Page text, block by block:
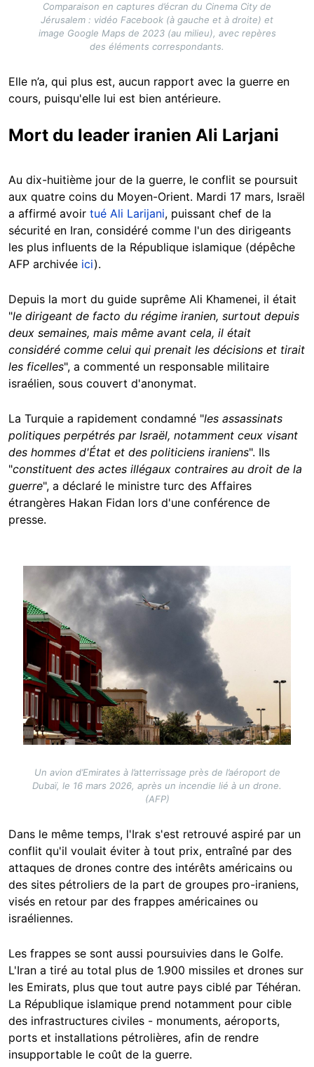
Comparaison en captures d’écran du Cinema City de
Jérusalem : vidéo Facebook (à gauche et à droite) et
image Google Maps de 2023 (au milieu), avec repères
des éléments correspondants.
Elle n’a, qui plus est, aucun rapport avec la guerre en
cours, puisqu'elle lui est bien antérieure.
Mort du leader iranien Ali Larjani
Au dix-huitième jour de la guerre, le conflit se poursuit
aux quatre coins du Moyen-Orient. Mardi 17 mars, Israël
a affirmé avoir tué Ali Larijani, puissant chef de la
sécurité en Iran, considéré comme l'un des dirigeants
les plus influents de la République islamique (dépêche
AFP archivée ici).
Depuis la mort du guide suprême Ali Khamenei, il était
"le dirigeant de facto du régime iranien, surtout depuis
deux semaines, mais même avant cela, il était
considéré comme celui qui prenait les décisions et tirait
les ficelles", a commenté un responsable militaire
israélien, sous couvert d'anonymat.
La Turquie a rapidement condamné "les assassinats
politiques perpétrés par Israël, notamment ceux visant
des hommes d'État et des politiciens iraniens". Ils
"constituent des actes illégaux contraires au droit de la
guerre", a déclaré le ministre turc des Affaires
étrangères Hakan Fidan lors d'une conférence de
presse.
Un avion d’Emirates à l’atterrissage près de l’aéroport de
Dubaï, le 16 mars 2026, après un incendie lié à un drone.
(AFP)
Dans le même temps, l'Irak s'est retrouvé aspiré par un
conflit qu'il voulait éviter à tout prix, entraîné par des
attaques de drones contre des intérêts américains ou
des sites pétroliers de la part de groupes pro-iraniens,
visés en retour par des frappes américaines ou
israéliennes.
Les frappes se sont aussi poursuivies dans le Golfe.
L'Iran a tiré au total plus de 1.900 missiles et drones sur
les Emirats, plus que tout autre pays ciblé par Téhéran.
La République islamique prend notamment pour cible
des infrastructures civiles - monuments, aéroports,
ports et installations pétrolières, afin de rendre
insupportable le coût de la guerre.